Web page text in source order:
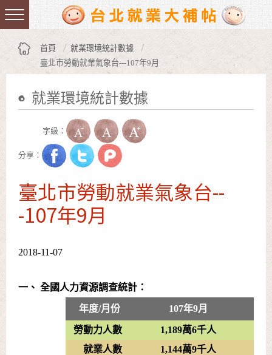
跳到主要內容區塊
:::
首頁
就業環境統計數據
臺北市勞動就業氣象台---107年9月
就業環境統計數據
字級：
分享：
臺北市勞動就業氣象台--
-107年9月
2018-11-07
一、 全國人力資源調查統計：
年度/月份 107年9月
勞動力人數
1,189萬6千人
就業人數
1,144萬9千人